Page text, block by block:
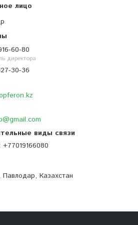
60-80
директора
30-36
+77019166080
Казахстан